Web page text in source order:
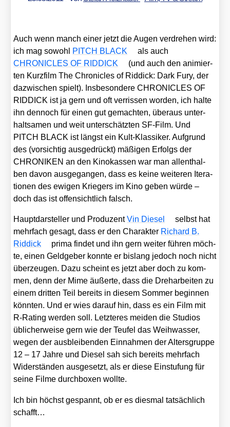
Auch wenn manch einer jetzt die Augen ver­dre­hen wird:
ich mag sowohl PITCH BLACK
als auch
CHRONICLES OF RIDDICK
(und auch den ani­mier­
ten Kurz­filmThe Chro­nic­les of Rid­dick: Dark Fury, der
dazwi­schen spielt). Ins­be­son­de­re CHRONICLES OF
RIDDICK ist ja gern und oft ver­ris­sen wor­den, ich hal­te
ihn den­noch für einen gut gemach­ten, über­aus unter­
halt­sa­men und weit unter­schätz­ten SF-Film. Und
PITCH BLACK ist längst ein Kult-Klas­si­ker. Auf­grund
des (vor­sich­tig aus­ge­drückt) mäßi­gen Erfolgs der
CHRONIKEN an den Kino­kas­sen war man allent­hal­
ben davon aus­ge­gan­gen, dass es kei­ne wei­te­ren Ite­ra­
tio­nen des ewi­gen Krie­gers im Kino geben wür­de –
doch das ist offen­sicht­lich falsch.
Haupt­dar­stel­ler und Pro­du­zentVin Die­sel
selbst hat
mehr­fach gesagt, dass er den Cha­rak­ter Richard B.
Rid­dick
pri­ma fin­det und ihn gern wei­ter füh­ren möch­
te, einen Geld­ge­ber konn­te er bis­lang jedoch noch nicht
über­zeu­gen. Dazu scheint es jetzt aber doch zu kom­
men, denn der Mime äußer­te, dass die Dreh­ar­bei­ten zu
einem drit­ten Teil bereits in die­sem Som­mer begin­nen
könn­ten. Und er wies dar­auf hin, dass es ein Film mit
R‑Rating wer­den soll. Letz­te­res mei­den die Stu­di­os
übli­cher­wei­se gern wie der Teu­fel das Weih­was­ser,
wegen der aus­blei­ben­den Ein­nah­men der Alters­grup­pe
12 – 17 Jah­re und Die­sel sah sich bereits mehr­fach
Wider­stän­den aus­ge­setzt, als er die­se Ein­stu­fung für
sei­ne Fil­me durch­bo­xen woll­te.
Ich bin höchst gespannt, ob er es dies­mal tat­säch­lich
schafft…